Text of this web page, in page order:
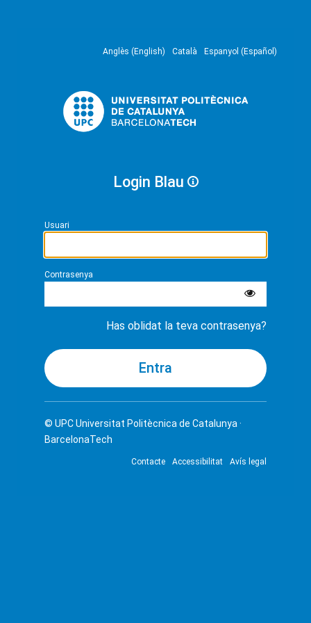
Anglès (English) Català Espanyol (Español)
Login Blau
Usuari
Contrasenya
Has oblidat la teva contrasenya?
© UPCUniversitat Politècnica de Catalunya ·
BarcelonaTech
Contacte Accessibilitat Avís legal